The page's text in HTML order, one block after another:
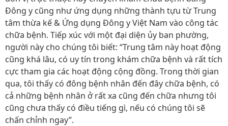
Đông y cũng như ứng dụng những thành tựu từ Trung
tâm thừa kế & Ứng dụng Đông y Việt Nam vào công tác
chữa bệnh. Tiếp xúc với một đại diện ủy ban phường,
người này cho chúng tôi biết: “Trung tâm này hoạt động
cũng khá lâu, có uy tín trong khám chữa bệnh và rất tích
cực tham gia các hoạt động cộng đồng. Trong thời gian
qua, tôi thấy có đông bệnh nhân đến đây chữa bệnh, có
cả những bệnh nhân ở rất xa cũng đến chữa nhưng tôi
cũng chưa thấy có điều tiếng gì, nếu có chúng tôi sẽ
chấn chỉnh ngay”.